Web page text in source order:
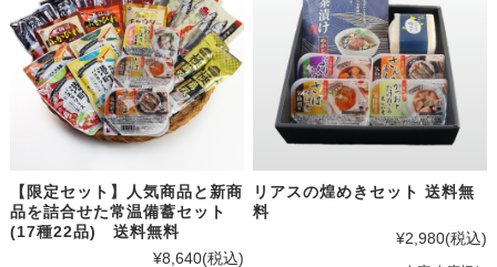
【限定セット】人気商品と新商
品を詰合せた常温備蓄セット
(17種22品) 送料無料
¥8,640(税込)
リアスの煌めきセット 送料無
料
¥2,980(税込)